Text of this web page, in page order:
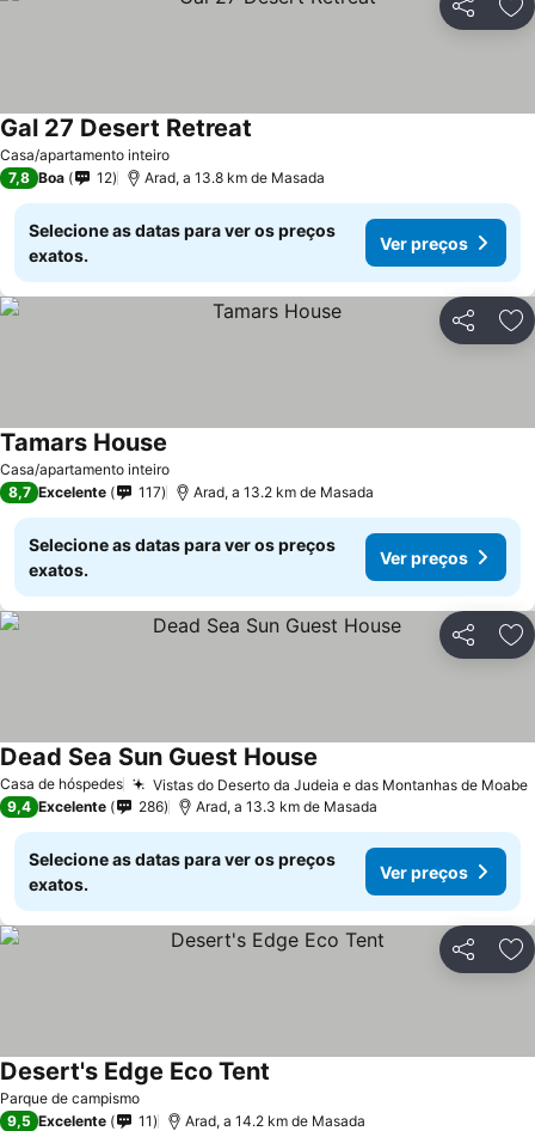
Partilhar
Casa/apartamento inteiro
Gal 27 Desert Retreat
7,8 Boa 12 Arad, a 13.8 km de Masada
Selecione as datas para ver os preços
exatos.
Ver preços
Partilhar
Casa/apartamento inteiro
Tamars House
8,7 Excelente 117 Arad, a 13.2 km de Masada
Selecione as datas para ver os preços
exatos.
Ver preços
Partilhar
Casa de hóspedes Vistas do Deserto da Judeia e das Montanhas de Moabe
Dead Sea Sun Guest House
9,4 Excelente 286 Arad, a 13.3 km de Masada
Selecione as datas para ver os preços
exatos.
Ver preços
Partilhar
Parque de campismo
Desert's Edge Eco Tent
9,5 Excelente 11 Arad, a 14.2 km de Masada